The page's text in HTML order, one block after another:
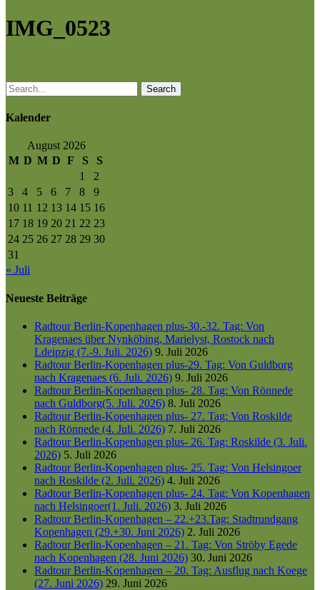
IMG_0523
Search
Kalender
August 2026
M D M D F S
S
1
2
3
4 5 6 7 8
9
10 11 12 13 14 15 16
17 18 19 20 21 22 23
24 25 26 27 28 29 30
31
« Juli
Neueste Beiträge
Radtour Berlin-Kopenhagen plus-30.-32. Tag: Von
Kragenaes über Nynköbing, Marielyst, Rostock nach
Ldeipzig (7.-9. Juli. 2026) 9. Juli 2026
Radtour Berlin-Kopenhagen plus-29. Tag: Von Guldborg
nach Kragenaes (6. Juli. 2026) 9. Juli 2026
Radtour Berlin-Kopenhagen plus- 28. Tag: Von Rönnede
nach Guldborg(5. Juli. 2026) 8. Juli 2026
Radtour Berlin-Kopenhagen plus- 27. Tag: Von Roskilde
nach Rönnede (4. Juli. 2026) 7. Juli 2026
Radtour Berlin-Kopenhagen plus- 26. Tag: Roskilde (3. Juli.
2026) 5. Juli 2026
Radtour Berlin-Kopenhagen plus- 25. Tag: Von Helsingoer
nach Roskilde (2. Juli. 2026) 4. Juli 2026
Radtour Berlin-Kopenhagen plus- 24. Tag: Von Kopenhagen
nach Helsingoer(1. Juli. 2026) 3. Juli 2026
Radtour Berlin-Kopenhagen – 22.+23.Tag: Stadtrundgang
Kopenhagen (29.+30. Juni 2026) 2. Juli 2026
Radtour Berlin-Kopenhagen – 21. Tag: Von Ströby Egede
nach Kopenhagen (28. Juni 2026) 30. Juni 2026
Radtour Berlin-Kopenhagen – 20. Tag: Ausflug nach Koege
(27. Juni 2026) 29. Juni 2026